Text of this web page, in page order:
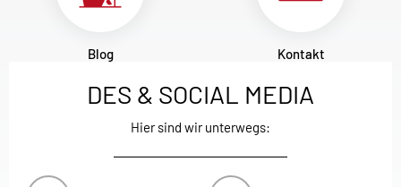
Blog Kontakt
DES & SOCIAL MEDIA
Hier sind wir unterwegs: